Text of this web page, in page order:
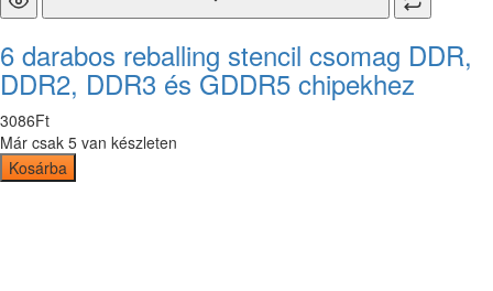
6 darabos reballing stencil csomag DDR,
DDR2, DDR3 és GDDR5 chipekhez
3086Ft
Már csak 5 van készleten
Kosárba